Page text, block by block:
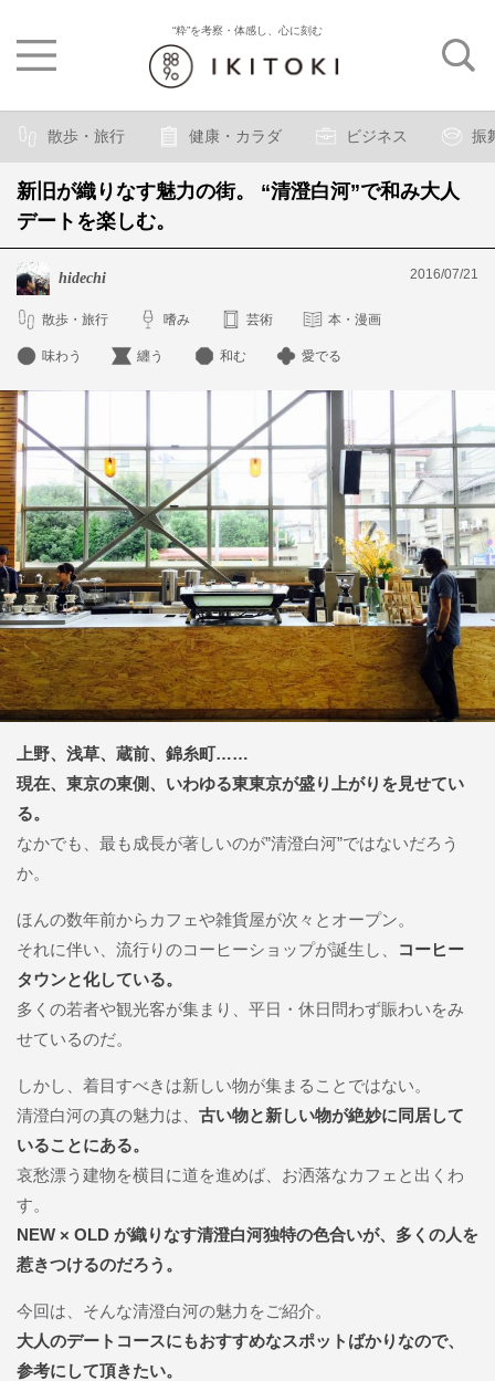
“粋”を考察・体感し、心に刻む
散歩・旅行 健康・カラダ ビジネス 振
新旧が織りなす魅力の街。 “清澄白河”で和み大人
デートを楽しむ。
hidechi 2016/07/21
散歩・旅行 嗜み 芸術 本・漫画
味わう 纏う 和む 愛でる
上野、浅草、蔵前、錦糸町……
現在、東京の東側、いわゆる東東京が盛り上がりを見せてい
る。
なかでも、最も成長が著しいのが”清澄白河”ではないだろう
か。
ほんの数年前からカフェや雑貨屋が次々とオープン。
それに伴い、流行りのコーヒーショップが誕生し、
コーヒー
タウンと化している。
多くの若者や観光客が集まり、平日・休日問わず賑わいをみ
せているのだ。
しかし、着目すべきは新しい物が集まることではない。
清澄白河の真の魅力は、 古い物と新しい物が絶妙に同居して
いることにある。
哀愁漂う建物を横目に道を進めば、お洒落なカフェと出くわ
す。
NEW × OLD が織りなす清澄白河独特の色合いが、多くの人を
惹きつけるのだろう。
今回は、そんな清澄白河の魅力をご紹介。
大人のデートコースにもおすすめなスポットばかりなので、
参考にして頂きたい。